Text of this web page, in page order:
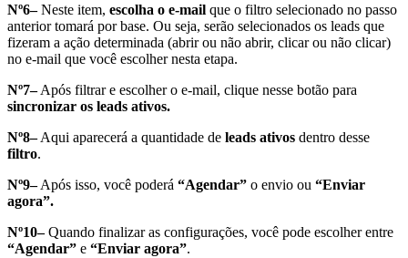
Nº6–Neste item, escolha o e-mail que o filtro selecionado no passo
anterior tomará por base. Ou seja, serão selecionados os leads que
fizeram a ação determinada (abrir ou não abrir, clicar ou não clicar)
no e-mail que você escolher nesta etapa.
Nº7–Após filtrar e escolher o e-mail, clique nesse botão para
sincronizar os leads ativos.
Nº8–Aqui aparecerá a quantidade de leads ativos dentro desse
filtro.
Nº9–Após isso, você poderá “Agendar” o envio ou “Enviar
agora”.
Nº10–Quando finalizar as configurações, você pode escolher entre
“Agendar” e “Enviar agora”.